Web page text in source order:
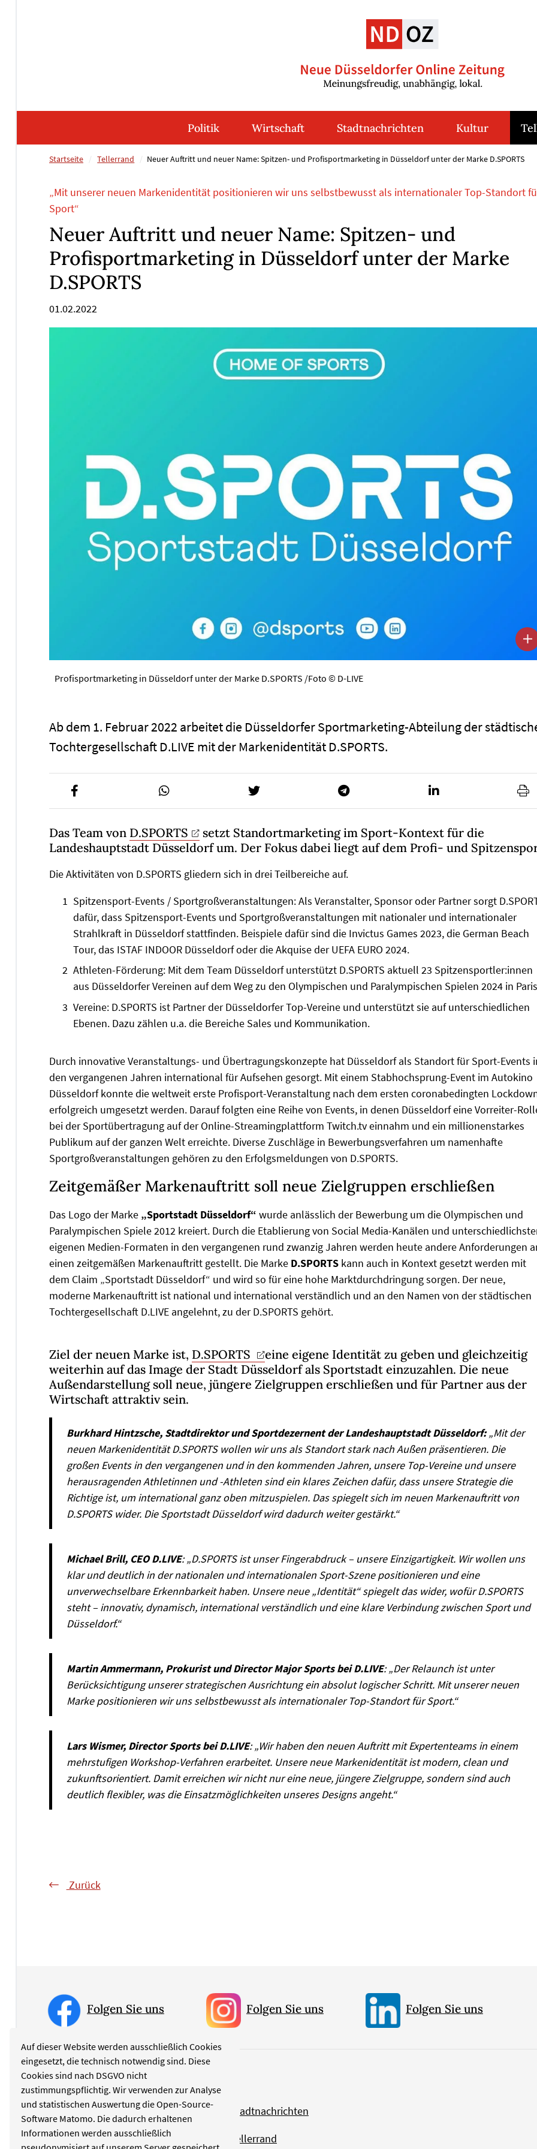
Auf dieser Website werden ausschließlich Cookies
eingesetzt, die technisch notwendig sind. Diese
Cookies sind nach DSGVO nicht
zustimmungspflichtig. Wir verwenden zur Analyse
und statistischen Auswertung die Open-Source-
Software Matomo. Die dadurch erhaltenen
Informationen werden ausschließlich
Politik Wirtschaft Stadtnachrichten Kultur
Startseite Tellerrand Neuer Auftritt und neuer Name: Spitzen- und Profisportmarketing in Düsseldorf unter der Marke D.SPORTS
„Mit unserer neuen Markenidentität positionieren wir uns selbstbewusst als internationaler Top-Standort
Sport“
Neuer Auftritt und neuer Name: Spitzen- und
Profisportmarketing in Düsseldorf unter der Marke
D.SPORTS
01.02.2022
Profisportmarketing in Düsseldorf unter der Marke D.SPORTS /Foto © D-LIVE
Ab dem 1. Februar 2022 arbeitet die Düsseldorfer Sportmarketing-Abteilung der
Tochtergesellschaft D.LIVE mit der Markenidentität D.SPORTS.
Das Team von D.SPORTS
setzt Standortmarketing im Sport-Kontext für die
Landeshauptstadt Düsseldorf um. Der Fokus dabei liegt auf dem Profi- und
Die Aktivitäten von D.SPORTS gliedern sich in drei Teilbereiche auf.
Spitzensport-Events / Sportgroßveranstaltungen: Als Veranstalter, Sponsor oder Partner sorgt
dafür, dass Spitzensport-Events und Sportgroßveranstaltungen mit nationaler und internationaler
Strahlkraft in Düsseldorf stattfinden. Beispiele dafür sind die Invictus Games 2023, die German Beach
Tour, das ISTAF INDOOR Düsseldorf oder die Akquise der UEFA EURO 2024.
Athleten-Förderung: Mit dem Team Düsseldorf unterstützt D.SPORTS aktuell 23 Spitzensportler:innen
aus Düsseldorfer Vereinen auf dem Weg zu den Olympischen und Paralympischen Spielen 2024 in
Vereine: D.SPORTS ist Partner der Düsseldorfer Top-Vereine und unterstützt sie auf unterschiedlichen
Ebenen. Dazu zählen u.a. die Bereiche Sales und Kommunikation.
Durch innovative Veranstaltungs- und Übertragungskonzepte hat Düsseldorf als Standort für Sport-Events
den vergangenen Jahren international für Aufsehen gesorgt. Mit einem Stabhochsprung-Event im Autokino
Düsseldorf konnte die weltweit erste Profisport-Veranstaltung nach dem ersten coronabedingten
erfolgreich umgesetzt werden. Darauf folgten eine Reihe von Events, in denen Düsseldorf eine Vorreiter-
bei der Sportübertragung auf der Online-Streamingplattform Twitch.tv einnahm und ein millionenstarkes
Publikum auf der ganzen Welt erreichte. Diverse Zuschläge in Bewerbungsverfahren um namenhafte
Sportgroßveranstaltungen gehören zu den Erfolgsmeldungen von D.SPORTS.
Zeitgemäßer Markenauftritt soll neue Zielgruppen erschließen
Das Logo der Marke „Sportstadt Düsseldorf“ wurde anlässlich der Bewerbung um die Olympischen und
Paralympischen Spiele 2012 kreiert. Durch die Etablierung von Social Media-Kanälen und
eigenen Medien-Formaten in den vergangenen rund zwanzig Jahren werden heute andere Anforderungen
einen zeitgemäßen Markenauftritt gestellt. Die Marke D.SPORTS kann auch in Kontext gesetzt werden mit
dem Claim „Sportstadt Düsseldorf“ und wird so für eine hohe Marktdurchdringung sorgen. Der neue,
moderne Markenauftritt ist national und international verständlich und an den Namen von der städtischen
Tochtergesellschaft D.LIVE angelehnt, zu der D.SPORTS gehört.
Ziel der neuen Marke ist, D.SPORTS
eine eigene Identität zu geben und gleichzeitig
weiterhin auf das Image der Stadt Düsseldorf als Sportstadt einzuzahlen. Die neue
Außendarstellung soll neue, jüngere Zielgruppen erschließen und für Partner aus der
Wirtschaft attraktiv sein.
Burkhard Hintzsche, Stadtdirektor und Sportdezernent der Landeshauptstadt Düsseldorf:„Mit der
neuen Markenidentität D.SPORTS wollen wir uns als Standort stark nach Außen präsentieren. Die
großen Events in den vergangenen und in den kommenden Jahren, unsere Top-Vereine und unsere
herausragenden Athletinnen und -Athleten sind ein klares Zeichen dafür, dass unsere Strategie die
Richtige ist, um international ganz oben mitzuspielen. Das spiegelt sich im neuen Markenauftritt von
D.SPORTS wider. Die Sportstadt Düsseldorf wird dadurch weiter gestärkt.“
Michael Brill, CEO D.LIVE: „D.SPORTS ist unser Fingerabdruck – unsere Einzigartigkeit. Wir wollen uns
klar und deutlich in der nationalen und internationalen Sport-Szene positionieren und eine
unverwechselbare Erkennbarkeit haben. Unsere neue „Identität“ spiegelt das wider, wofür D.SPORTS
steht – innovativ, dynamisch, international verständlich und eine klare Verbindung zwischen Sport und
Düsseldorf.“
Martin Ammermann, Prokurist und Director Major Sports bei D.LIVE: „Der Relaunch ist unter
Berücksichtigung unserer strategischen Ausrichtung ein absolut logischer Schritt. Mit unserer neuen
Marke positionieren wir uns selbstbewusst als internationaler Top-Standort für Sport.“
Lars Wismer, Director Sports bei D.LIVE: „Wir haben den neuen Auftritt mit Expertenteams in einem
mehrstufigen Workshop-Verfahren erarbeitet. Unsere neue Markenidentität ist modern, clean und
zukunftsorientiert. Damit erreichen wir nicht nur eine neue, jüngere Zielgruppe, sondern sind auch
deutlich flexibler, was die Einsatzmöglichkeiten unseres Designs angeht.“
Zurück
Folgen Sie uns Folgen Sie uns Folgen Sie uns
Rubriken
Politik
Kultur
Stadtnachrichten
Tellerrand